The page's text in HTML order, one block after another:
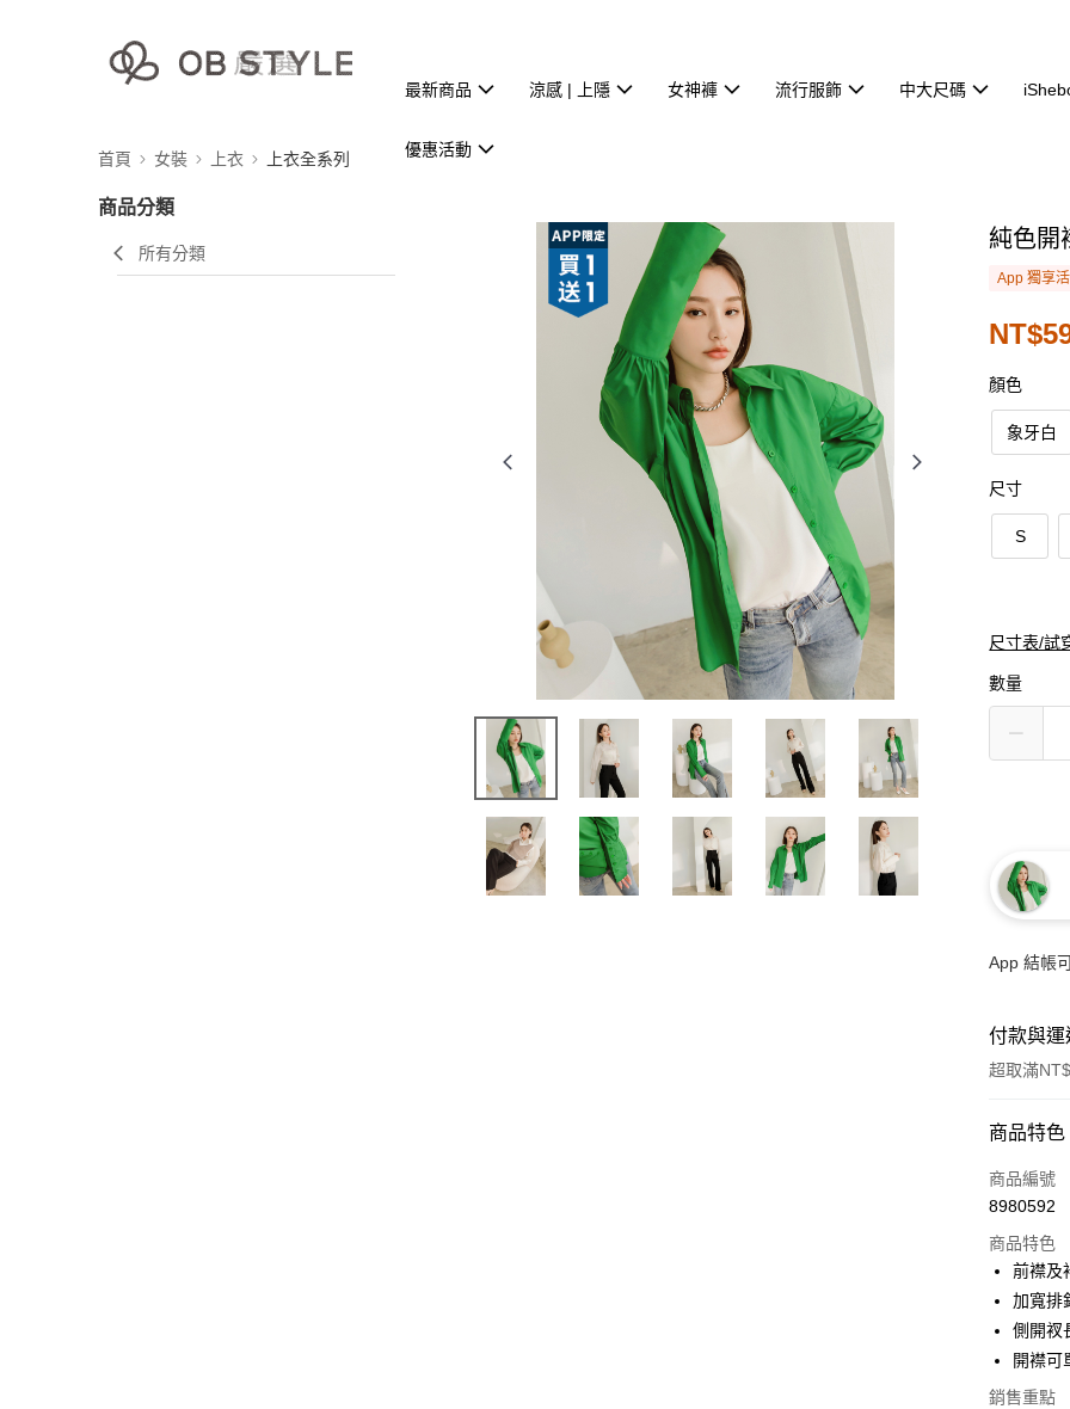
最新商品 涼感 | 上隱 女神褲 流行服飾 中大尺碼
優惠活動
首頁 女裝 上衣 上衣全系列
商品分類
所有分類
純色開
App 獨享
顏色
象牙白
尺寸
S
尺寸表/試
數量
App 結帳
付款與
超取滿
付款方式
信用卡一
超商取貨
LINE Pay
街口支付
商品特色
商品編號
8980592
商品特色
前襟及
加寬排
側開衩
開襟可
銷售重點